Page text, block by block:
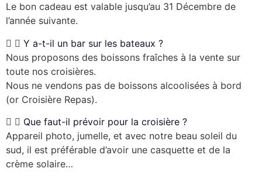
Le bon cadeau est valable jusqu’au 31 Décembre de
l’année suivante.
Y a-t-il un bar sur les bateaux ?
Nous proposons des boissons fraîches à la vente sur
toute nos croisières.
Nous ne vendons pas de boissons alcoolisées à bord
(or Croisière Repas).
Que faut-il prévoir pour la croisière ?
Appareil photo, jumelle, et avec notre beau soleil du
sud, il est préférable d’avoir une casquette et de la
crème solaire…